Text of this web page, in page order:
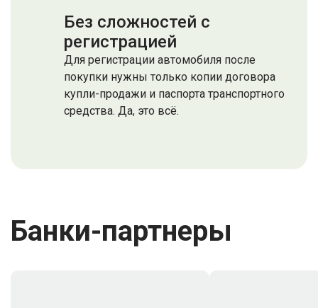
Без сложностей с
регистрацией
Для регистрации автомобиля после
покупки нужны только копии договора
купли-продажи и паспорта транспортного
средства. Да, это всё.
Банки-партнеры